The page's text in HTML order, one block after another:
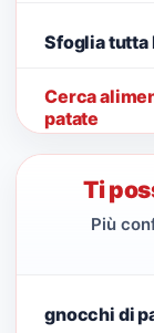
Sfoglia tutta
Cerca
patate
Ti
Più
gnocchi di